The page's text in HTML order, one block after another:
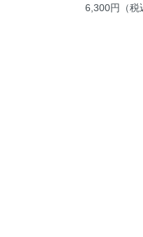
6,300円（税